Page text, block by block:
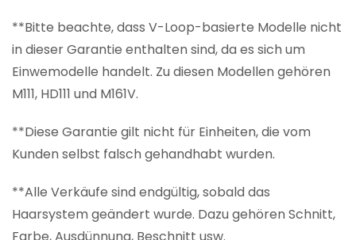
**Bitte beachte, dass V-Loop-basierte Modelle nicht
in dieser Garantie enthalten sind, da es sich um
Einwemodelle handelt. Zu diesen Modellen gehören
M111, HD111 und M161V.
**Diese Garantie gilt nicht für Einheiten, die vom
Kunden selbst falsch gehandhabt wurden.
**Alle Verkäufe sind endgültig, sobald das
Haarsystem geändert wurde. Dazu gehören Schnitt,